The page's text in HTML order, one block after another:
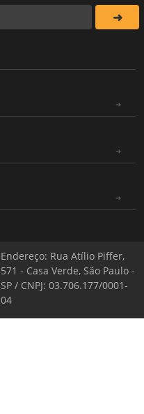
Endereço: Rua Atílio Piffer,
571 - Casa Verde, São Paulo -
SP / CNPJ: 03.706.177/0001-
04